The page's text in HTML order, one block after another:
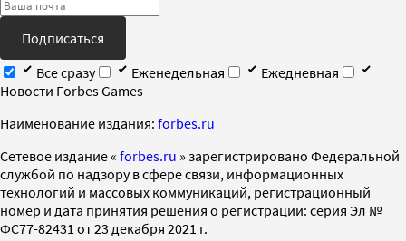
Подписаться
Все сразу
Еженедельная
Ежедневная
Новости Forbes Games
Наименование издания: forbes.ru
Cетевое издание « forbes.ru » зарегистрировано Федеральной
службой по надзору в сфере связи, информационных
технологий и массовых коммуникаций, регистрационный
номер и дата принятия решения о регистрации: серия Эл №
ФС77-82431 от 23 декабря 2021 г.